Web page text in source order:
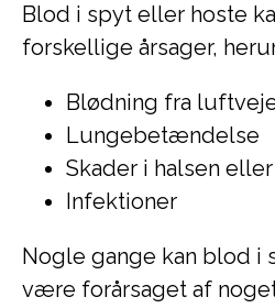
Blod i spyt eller hoste
forskellige årsager,
Blødning fra
Lungebetændelse
Skader i halsen
Infektioner
Nogle gange kan blod i
være forårsaget af